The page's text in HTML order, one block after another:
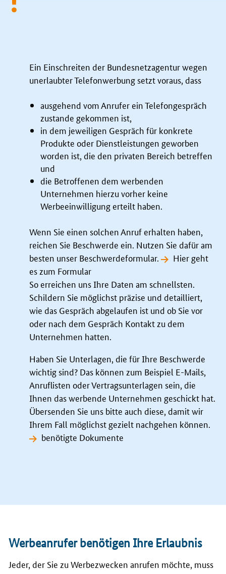
Ein Einschreiten der Bundesnetzagentur wegen
unerlaubter Telefonwerbung setzt voraus, dass
ausgehend vom Anrufer ein Telefongespräch
zustande gekommen ist,
in dem jeweiligen Gespräch für konkrete
Produkte oder Dienstleistungen geworben
worden ist, die den privaten Bereich betreffen
und
die Betroffenen dem werbenden
Unternehmen hierzu vorher keine
Werbeeinwilligung erteilt haben.
Wenn Sie einen solchen Anruf erhalten haben,
reichen Sie Beschwerde ein. Nutzen Sie dafür am
besten unser Beschwerdeformular.
Hier geht
es zum Formular
So erreichen uns Ihre Daten am schnellsten.
Schildern Sie möglichst präzise und detailliert,
wie das Gespräch abgelaufen ist und ob Sie vor
oder nach dem Gespräch Kontakt zu dem
Unternehmen hatten.
Haben Sie Unterlagen, die für Ihre Beschwerde
wichtig sind? Das können zum Beispiel E-Mails,
Anruflisten oder Vertragsunterlagen sein, die
Ihnen das werbende Unternehmen geschickt hat.
Übersenden Sie uns bitte auch diese, damit wir
Ihrem Fall möglichst gezielt nachgehen können.
benötigte Dokumente
Werbeanrufer benötigen Ihre Erlaubnis
Jeder, der Sie zu Werbezwecken anrufen möchte, muss